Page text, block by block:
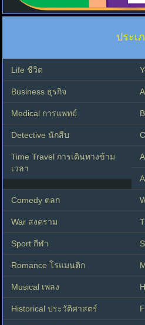
ประเ
Life ชีวิต
Business ธุรกิจ
Medical การแพทย์
Detective นักสืบ
Time Travel การเดินทางข้าม
เวลา
Comedy ตลก
War สงคราม
Sport กีฬา
Romance โรแมนติก
Musical เพลง
Historical ประวัติศาสตร์